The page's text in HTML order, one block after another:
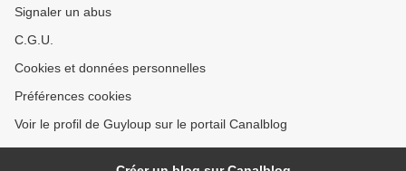
Signaler un abus
C.G.U.
Cookies et données personnelles
Préférences cookies
Voir le profil de Guyloup sur le portail Canalblog